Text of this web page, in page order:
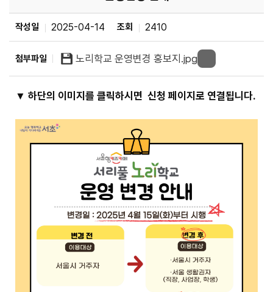
작성일 2025-04-14 조회 2410
첨부파일 노리학교 운영변경 홍보지.jpg
▼ 하단의 이미지를 클릭하시면 신청 페이지로 연결됩니다.